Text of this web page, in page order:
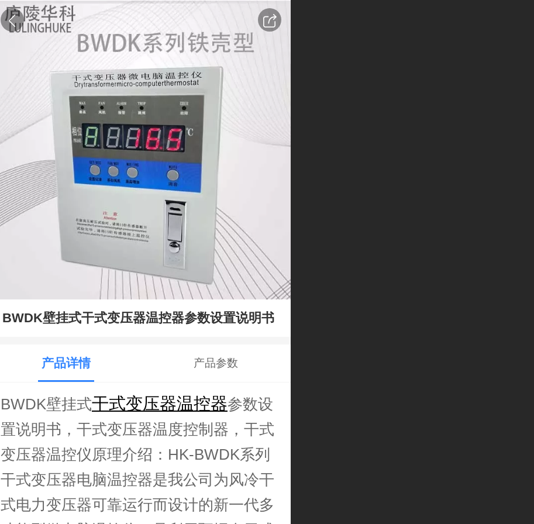
BWDK壁挂式干式变压器温控器参数设置说明书
产品详情 产品参数
BWDK壁挂式干式变压器温控器参数设
置说明书，干式变压器温度控制器，干式
变压器温控仪原理介绍： HK-BWDK系列
干式变压器电脑温控器是我公司为风冷干
式电力变压器可靠运行而设计的新一代多